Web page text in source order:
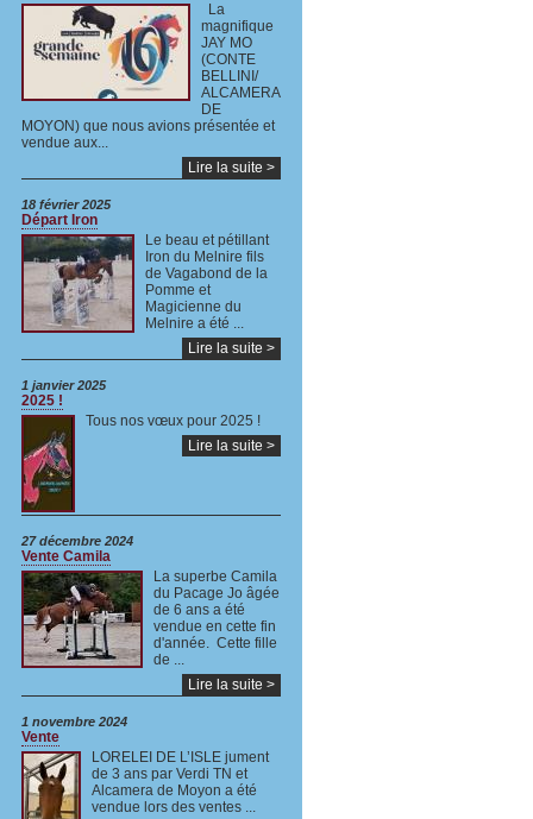
La
magnifique
JAY MO
(CONTE
BELLINI/
ALCAMERA
DE
MOYON) que nous avions présentée et
vendue aux...
Lire la suite >
18 février 2025
Départ Iron
Le beau et pétillant
Iron du Melnire fils
de Vagabond de la
Pomme et
Magicienne du
Melnire a été ...
Lire la suite >
1 janvier 2025
2025 !
Tous nos vœux pour 2025 !
Lire la suite >
27 décembre 2024
Vente Camila
La superbe Camila
du Pacage Jo âgée
de 6 ans a été
vendue en cette fin
d'année. Cette fille
de ...
Lire la suite >
1 novembre 2024
Vente
LORELEI DE L’ISLE jument
de 3 ans par Verdi TN et
Alcamera de Moyon a été
vendue lors des ventes ...